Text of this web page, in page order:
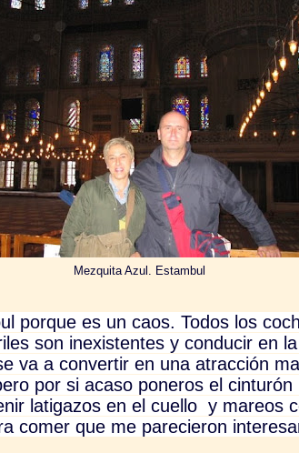
Mezquita Azul. Estambul
porque es un caos. Todos los
son inexistentes y conducir en
va a convertir en una atracción
por si acaso poneros el
latigazos en el cuello y mareos
comer que me parecieron